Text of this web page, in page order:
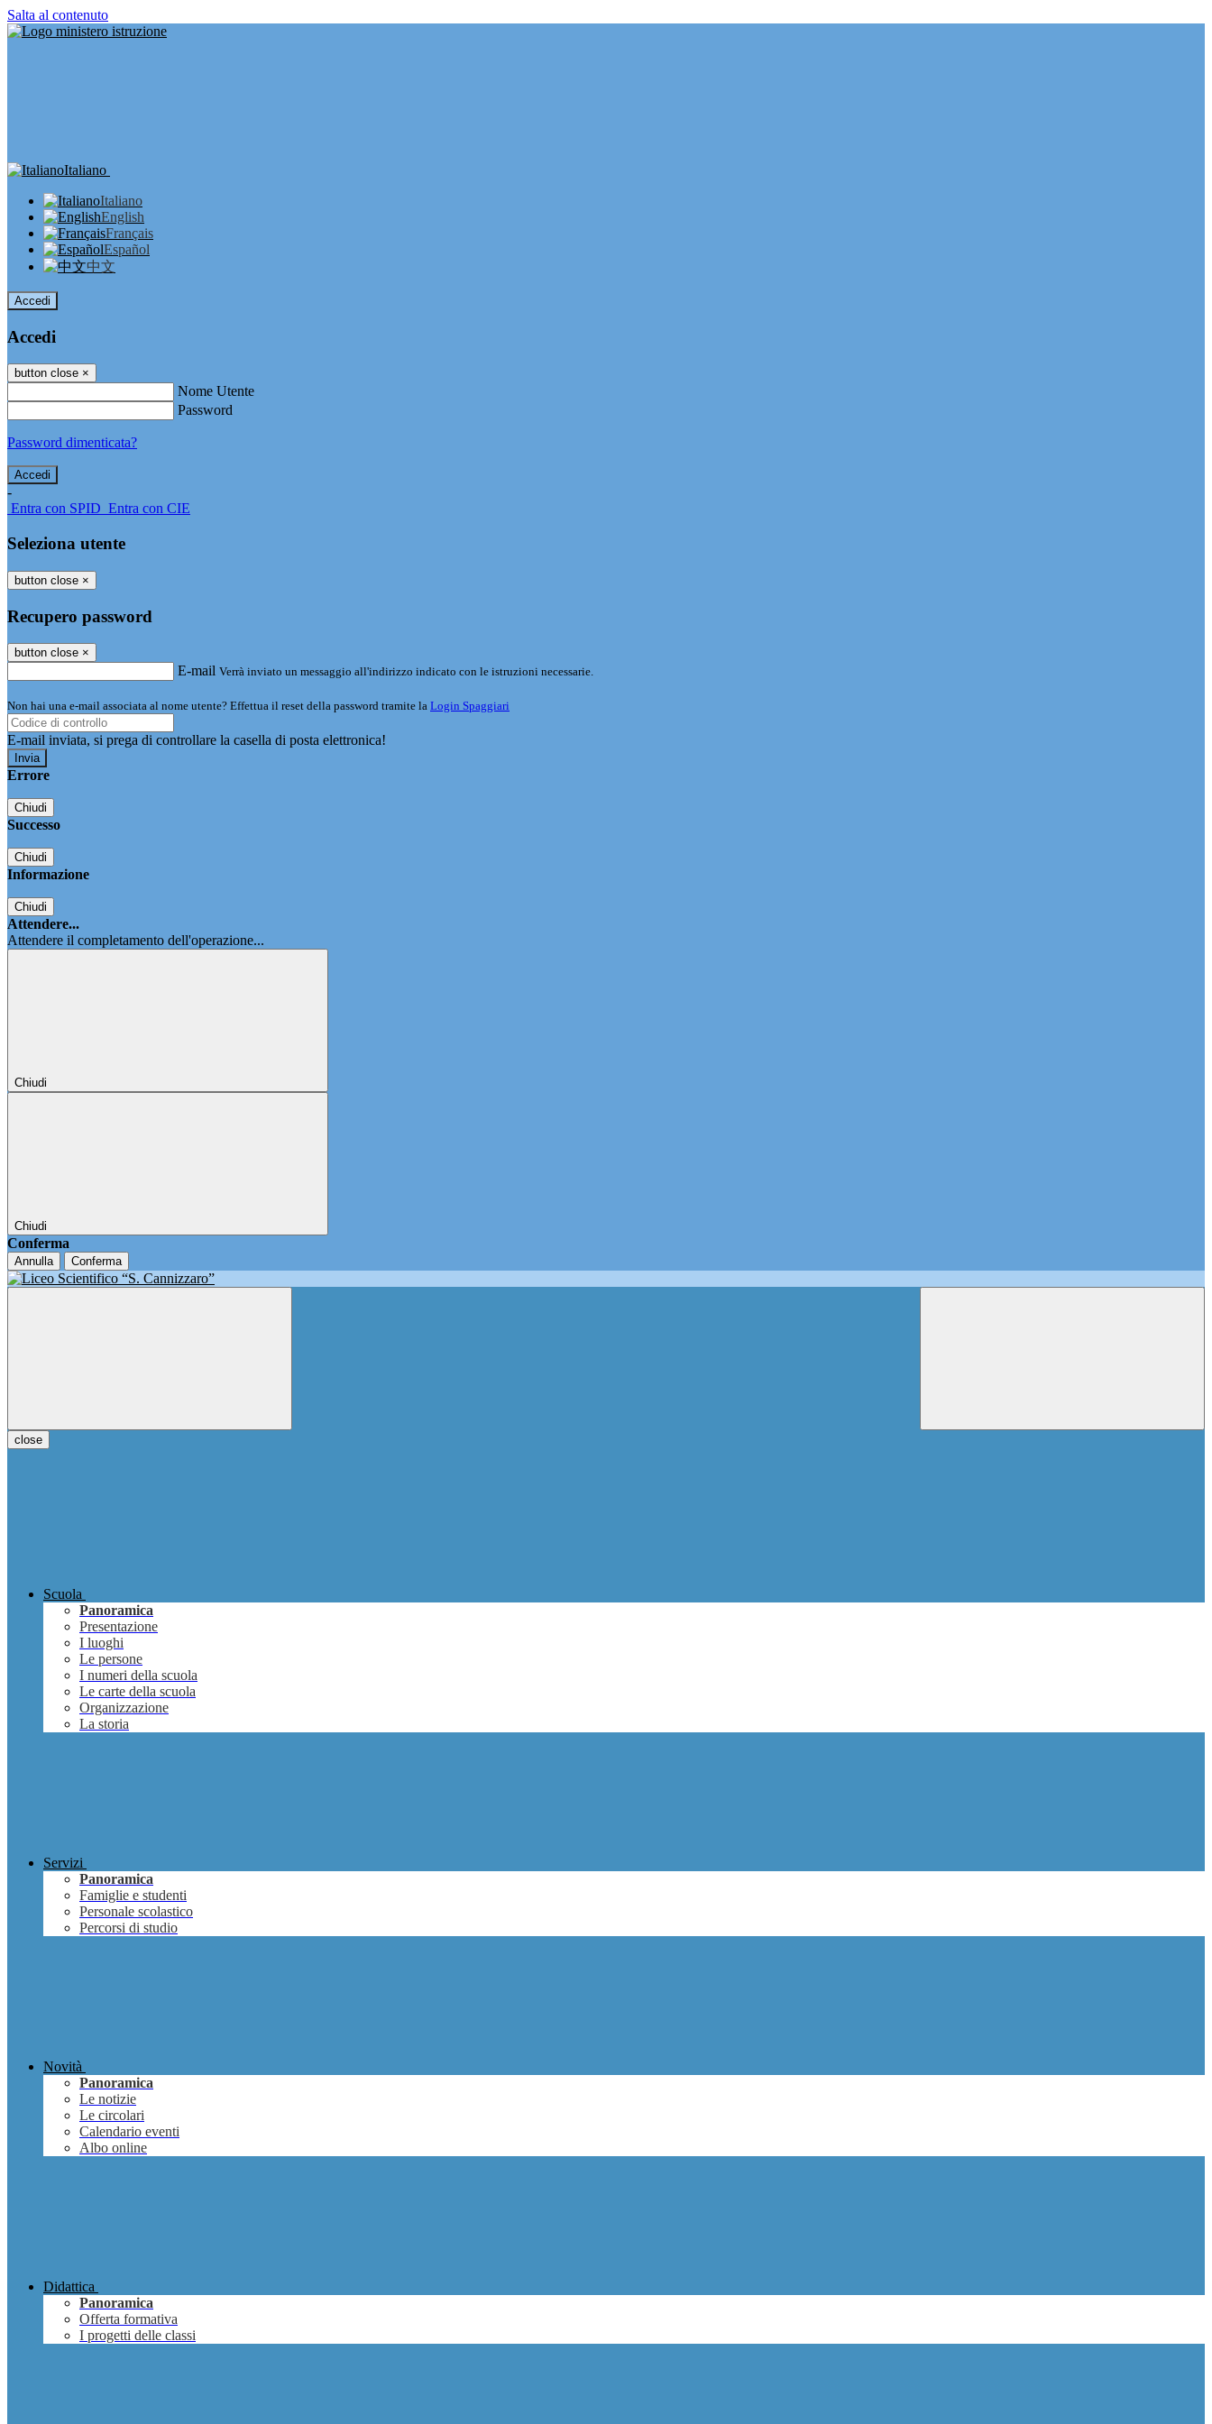
Salta al contenuto
Italiano
Italiano
English
Français
Español
中文
Accedi
Accedi
button close ×
Nome Utente
Password
Password dimenticata?
-
Entra con SPID Entra con CIE
Seleziona utente
button close ×
Recupero password
button close ×
E-mail Verrà inviato un messaggio all'indirizzo indicato con le istruzioni necessarie.
Non hai una e-mail associata al nome utente? Effettua il reset della password tramite la Login Spaggiari
E-mail inviata, si prega di controllare la casella di posta elettronica!
Errore
Chiudi
Successo
Chiudi
Informazione
Chiudi
Attendere...
Attendere il completamento dell'operazione...
Chiudi
Chiudi
Conferma
Annulla Conferma
close
Scuola
Panoramica
Presentazione
I luoghi
Le persone
I numeri della scuola
Le carte della scuola
Organizzazione
La storia
Servizi
Panoramica
Famiglie e studenti
Personale scolastico
Percorsi di studio
Novità
Panoramica
Le notizie
Le circolari
Calendario eventi
Albo online
Didattica
Panoramica
Offerta formativa
I progetti delle classi